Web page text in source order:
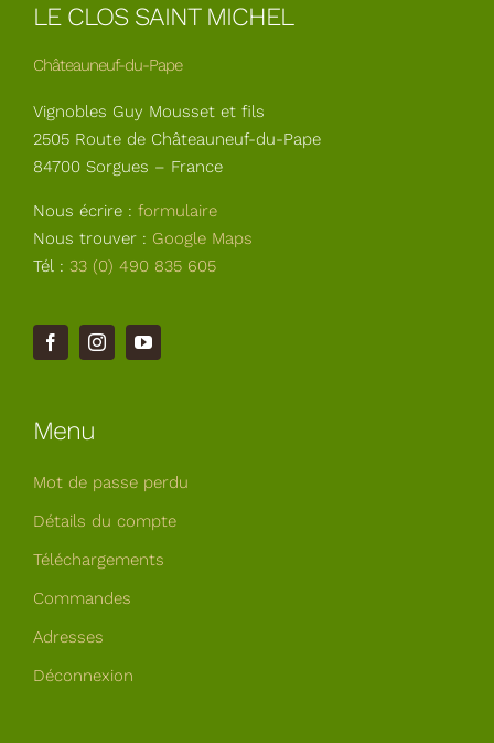
LE CLOS SAINT MICHEL
Châteauneuf-du-Pape
Vignobles Guy Mousset et fils
2505 Route de Châteauneuf-du-Pape
84700 Sorgues – France
Nous écrire : formulaire
Nous trouver : Google Maps
Tél : 33 (0) 490 835 605
Menu
Mot de passe perdu
Détails du compte
Téléchargements
Commandes
Adresses
Déconnexion